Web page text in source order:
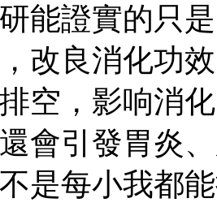
能證實的只
改良消化功
空，影响消
會引發胃炎
是每小我都